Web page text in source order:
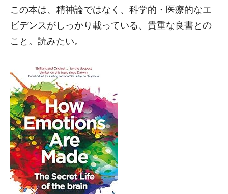
この本は、精神論ではなく、科学的・医療的なエ
ビデンスがしっかり載っている、貴重な良書との
こと。読みたい。